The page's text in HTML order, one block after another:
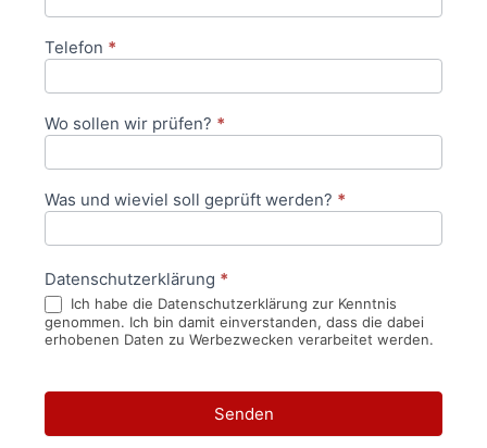
Telefon *
Wo sollen wir prüfen? *
Was und wieviel soll geprüft werden? *
Datenschutzerklärung *
Ich habe die Datenschutzerklärung zur Kenntnis
genommen. Ich bin damit einverstanden, dass die dabei
erhobenen Daten zu Werbezwecken verarbeitet werden.
Senden